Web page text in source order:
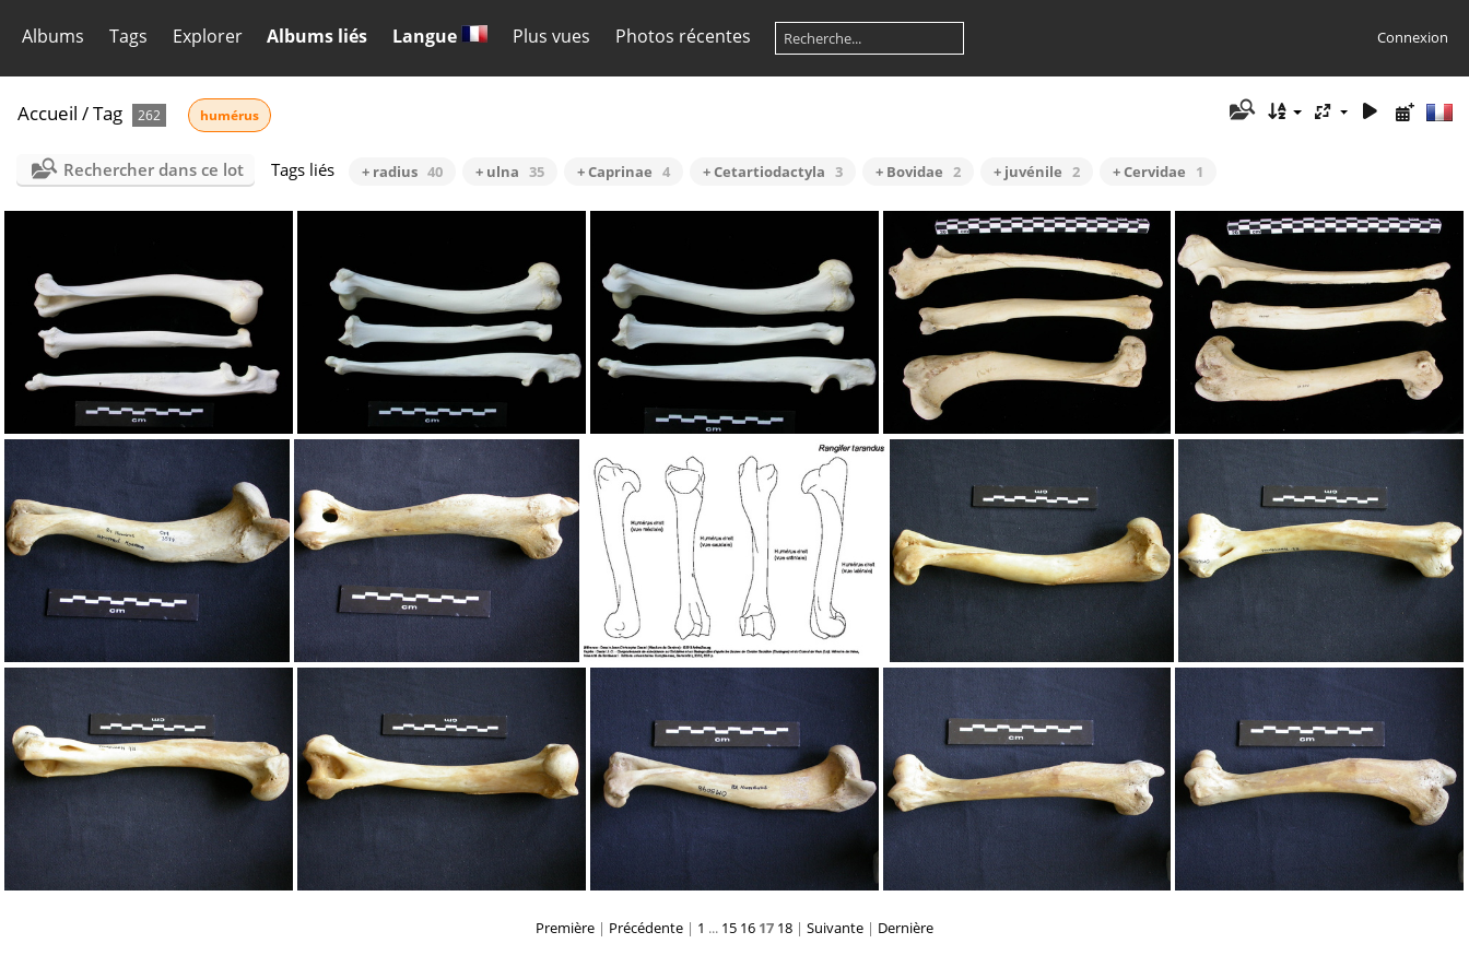
Albums Tags Explorer Albums liés Langue Plus vues Photos récentes Connexion
Accueil /Tag 262 humérus
Rechercher dans ce lot Tags liés + radius 40 + ulna 35 + Caprinae 4 + Cetartiodactyla 3 + Bovidae 2 + juvénile 2 + Cervidae 1
Humérus, radius et ulna Humérus, radius et ulna Humérus, radius et ulna Humérus, radius et ulna Humérus, radius et ulna
Humérus Humérus Humérus Humérus Humérus
Première | Précédente | 1 ... 15 16 17 18 | Suivante | Dernière